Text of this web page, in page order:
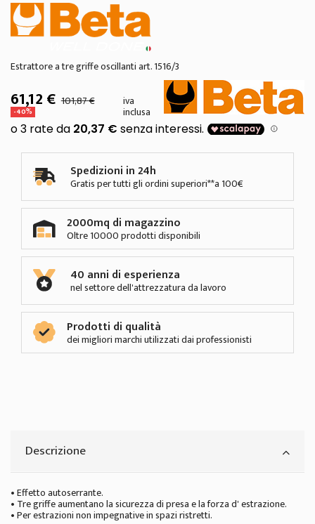
Estrattore a tre griffe oscillanti art. 1516/3
61,12 € 101,87 €
-40%
iva
inclusa
Spedizioni in 24h
Gratis per tutti gli ordini superiori**a 100€
2000mq di magazzino
Oltre 10000 prodotti disponibili
40 anni di esperienza
nel settore dell'attrezzatura da lavoro
Prodotti di qualità
dei migliori marchi utilizzati dai professionisti
Descrizione
• Effetto autoserrante.
• Tre griffe aumentano la sicurezza di presa e la forza d' estrazione.
• Per estrazioni non impegnative in spazi ristretti.